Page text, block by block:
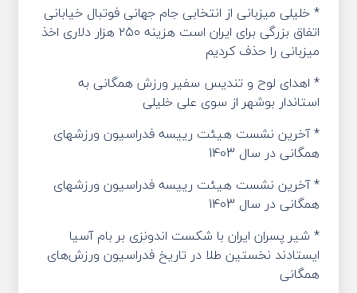
* خلیلی میزبانی از انتخابی جام جهانی فوتبال خیابانی
اتفاق بزرگی برای ایران است هزینه‌ ۲۵۰ هزار دلاری اخذ
میزبانی را حذف کردیم
* اهدای لوح و تندیس سفیر ورزش همگانی به
استاندار بوشهر از سوی علی خلیلی
* آخرین نشست هیئت رییسه فدراسیون ورزشهای
همگانی در سال 1403
* آخرین نشست هیئت رییسه فدراسیون ورزشهای
همگانی در سال 1403
* شیر پسران ایران با شکست اندونزی بر بام آسیا
ایستادند نخستین طلا در تاریخ فدراسیون ورزش‌های
همگانی